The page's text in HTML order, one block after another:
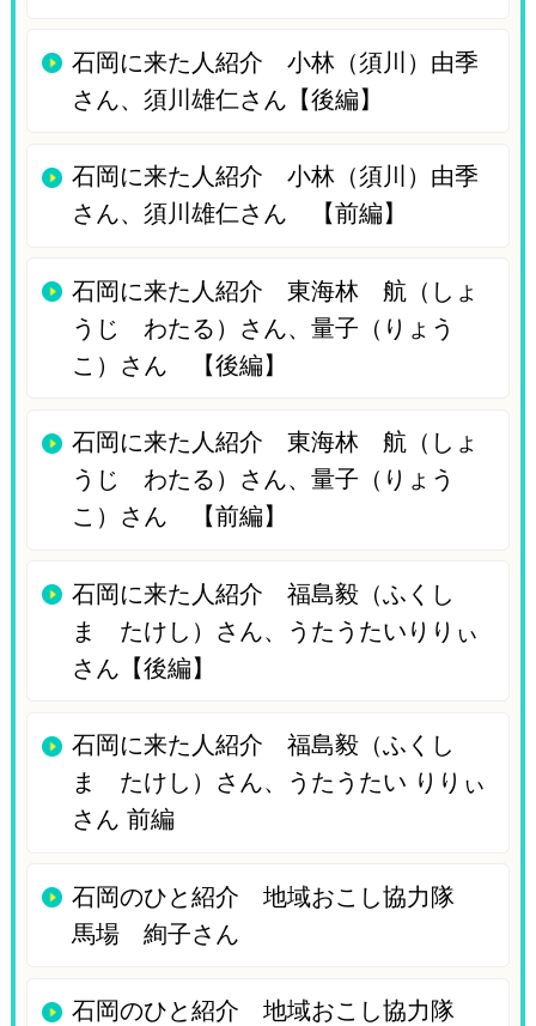
石岡に来た人紹介 小林（須川）由季
さん、須川雄仁さん【後編】
石岡に来た人紹介 小林（須川）由季
さん、須川雄仁さん 【前編】
石岡に来た人紹介 東海林 航（しょ
うじ わたる）さん、量子（りょう
こ）さん 【後編】
石岡に来た人紹介 東海林 航（しょ
うじ わたる）さん、量子（りょう
こ）さん 【前編】
石岡に来た人紹介 福島毅（ふくし
ま たけし）さん、うたうたいりりぃ
さん【後編】
石岡に来た人紹介 福島毅（ふくし
ま たけし）さん、うたうたい りりぃ
さん 前編
石岡のひと紹介 地域おこし協力隊
馬場 絢子さん
石岡のひと紹介 地域おこし協力隊